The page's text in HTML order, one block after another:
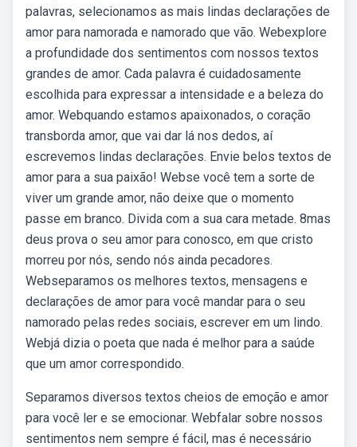
palavras, selecionamos as mais lindas declarações de
amor para namorada e namorado que vão. Webexplore
a profundidade dos sentimentos com nossos textos
grandes de amor. Cada palavra é cuidadosamente
escolhida para expressar a intensidade e a beleza do
amor. Webquando estamos apaixonados, o coração
transborda amor, que vai dar lá nos dedos, aí
escrevemos lindas declarações. Envie belos textos de
amor para a sua paixão! Webse você tem a sorte de
viver um grande amor, não deixe que o momento
passe em branco. Divida com a sua cara metade. 8mas
deus prova o seu amor para conosco, em que cristo
morreu por nós, sendo nós ainda pecadores.
Webseparamos os melhores textos, mensagens e
declarações de amor para você mandar para o seu
namorado pelas redes sociais, escrever em um lindo.
Webjá dizia o poeta que nada é melhor para a saúde
que um amor correspondido.
Separamos diversos textos cheios de emoção e amor
para você ler e se emocionar. Webfalar sobre nossos
sentimentos nem sempre é fácil, mas é necessário